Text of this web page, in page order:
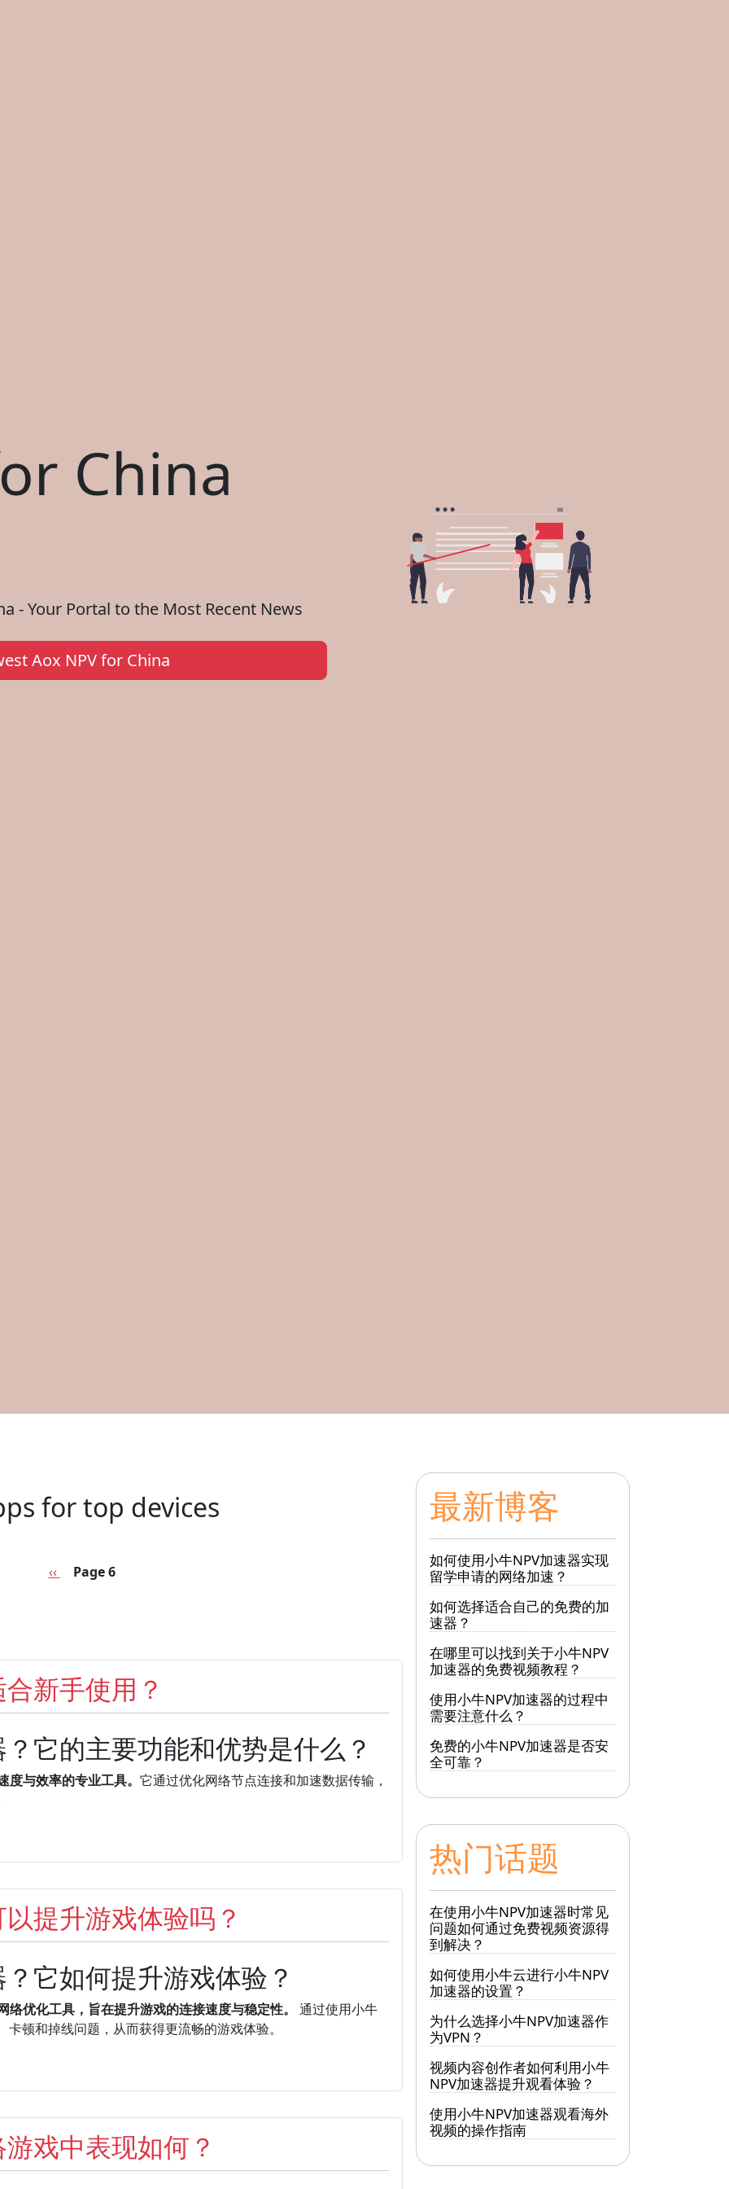
China
- Your Portal to the Most Recent News
Aox NPV for China
for top devices
Previous page
‹‹ Page 6
新手使用？
它的主要功能和优势是什么？
与效率的专业工具。 它通过优化网络节点连接和加速数据传输，
提升游戏体验吗？
它如何提升游戏体验？
优化工具，旨在提升游戏的连接速度与稳定性。
通过使用小牛
顿和掉线问题，从而获得更流畅的游戏体验。
戏中表现如何？
最新博客
如何使用小牛NPV加速器实现
留学申请的网络加速？
如何选择适合自己的免费的加
速器？
在哪里可以找到关于小牛NPV
加速器的免费视频教程？
使用小牛NPV加速器的过程中
需要注意什么？
免费的小牛NPV加速器是否安
全可靠？
热门话题
在使用小牛NPV加速器时常见
问题如何通过免费视频资源得
到解决？
如何使用小牛云进行小牛NPV
加速器的设置？
为什么选择小牛NPV加速器作
为VPN？
视频内容创作者如何利用小牛
NPV加速器提升观看体验？
使用小牛NPV加速器观看海外
视频的操作指南